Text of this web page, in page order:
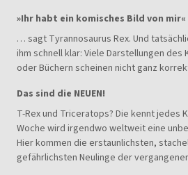
»Ihr habt ein komisches Bild von mir«
… sagt Tyrannosaurus Rex. Und
ihm schnell klar: Viele Darstellungen des
oder Büchern scheinen nicht ganz
Das sind die NEUEN!
T-Rex und Triceratops? Die kennt jedes
Woche wird irgendwo weltweit eine
Hier kommen die erstaunlichsten,
gefährlichsten Neulinge der